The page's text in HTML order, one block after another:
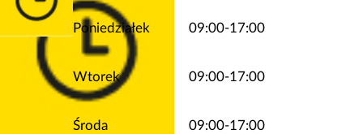
Poniedziałek 09:00-17:00
Wtorek 09:00-17:00
Środa 09:00-17:00